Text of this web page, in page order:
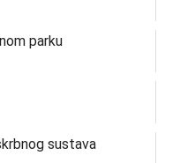
parku
sustava